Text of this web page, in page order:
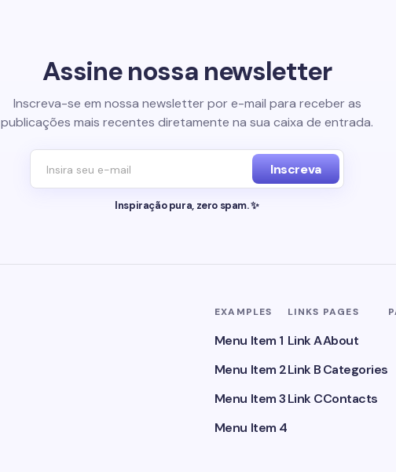
Assine nossa newsletter
Inscreva-se em nossa newsletter por e-mail para receber as
publicações mais recentes diretamente na sua caixa de entrada.
Inscreva
Inspiração pura, zero spam. ✨
EXAMPLES
Menu Item 1
Menu Item 2
Menu Item 3
Menu Item 4
LINKS
Link A
Link B
Link C
PAGES
About
Categories
Contacts